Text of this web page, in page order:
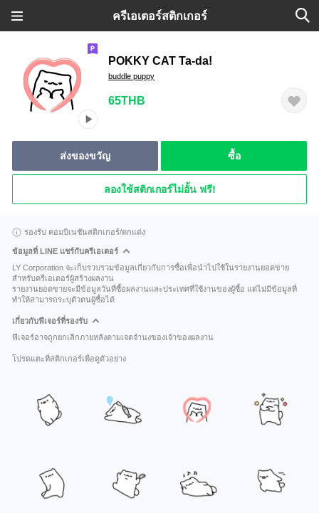
ครีเอเตอร์สติกเกอร์
POKKY CAT Ta-da!
buddle puppy
65THB
ส่งของขวัญ ซื้อ
ลองใช้สติกเกอร์ไม่อั้น ฟรี!
รองรับ คอมบิเนชันสติกเกอร์/ตกแต่ง
ข้อมูลที่ LINE แชร์กับครีเอเตอร์
LY Corporation จะเก็บรวบรวมข้อมูลเกี่ยวกับการซื้อเพื่อนำไปใช้ในรายงานยอดขาย
สำหรับครีเอเตอร์ผู้สร้างผลงาน
รายงานยอดขายจะมีข้อมูลวันที่ซื้อผลงานและประเทศที่ใช้งานของผู้ซื้อ แต่ไม่มีข้อมูลที่
ทำให้สามารถระบุตัวตนผู้ซื้อได้
เกี่ยวกับฟีเจอร์ที่รองรับ
ฟีเจอร์อาจถูกยกเลิกภายหลังตามเจตจำนงของเจ้าของผลงาน
โปรดแตะที่สติกเกอร์เพื่อดูตัวอย่าง